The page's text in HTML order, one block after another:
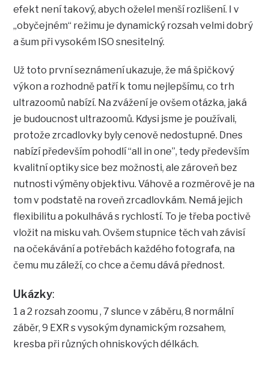
efekt není takový, abych oželel menší rozlišení. I v
„obyčejném“ režimu je dynamický rozsah velmi dobrý
a šum při vysokém ISO snesitelný.
Už toto první seznámení ukazuje, že má špičkový
výkon a rozhodně patří k tomu nejlepšímu, co trh
ultrazoomů nabízí. Na zvážení je ovšem otázka, jaká
je budoucnost ultrazoomů. Kdysi jsme je používali,
protože zrcadlovky byly cenově nedostupné. Dnes
nabízí především pohodlí “all in one”, tedy především
kvalitní optiky sice bez možnosti, ale zároveň bez
nutnosti výměny objektivu. Váhově a rozměrově je na
tom v podstatě na roveň zrcadlovkám. Nemá jejich
flexibilitu a pokulhává s rychlostí. To je třeba poctivě
vložit na misku vah. Ovšem stupnice těch vah závisí
na očekávání a potřebách každého fotografa, na
čemu mu záleží, co chce a čemu dává přednost.
Ukázky:
1 a 2 rozsah zoomu , 7 slunce v záběru, 8 normální
záběr, 9 EXR s vysokým dynamickým rozsahem,
kresba při různých ohniskových délkách.